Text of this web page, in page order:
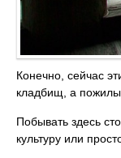
Конечно, сейчас
кладбищ, а
Побывать здесь
культуру или